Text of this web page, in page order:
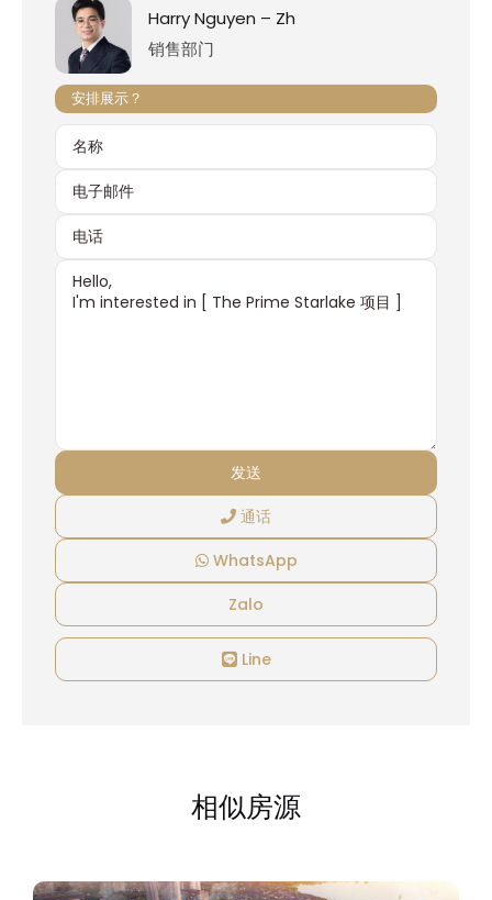
Harry Nguyen – Zh
销售部门
安排展示？
通话
WhatsApp
Zalo
Line
相似房源